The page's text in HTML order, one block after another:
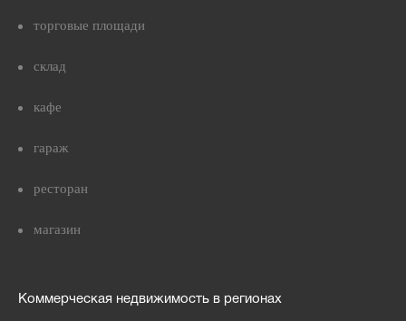
торговые площади
склад
кафе
гараж
ресторан
магазин
Коммерческая недвижимость в регионах